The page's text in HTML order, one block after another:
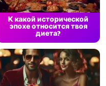
К какой исторической
эпохе относится твоя
диета?